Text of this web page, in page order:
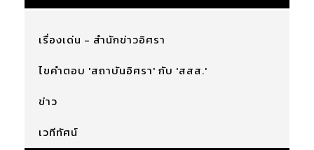
เรื่องเด่น - สำนักข่าวอิศรา
ไขคำตอบ 'สถาบันอิศรา' กับ 'สสส.'
ข่าว
เวทีทัศน์